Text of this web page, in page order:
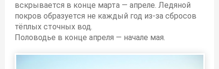
вскрывается в конце марта — апреле. Ледяной
покров образуется не каждый год из-за сбросов
тёплых сточных вод.
Половодье в конце апреля — начале мая.